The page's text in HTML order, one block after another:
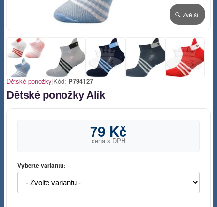
🔍 Zvětšit
Dětské ponožky|Kód: P794127
Dětské ponožky Alík
79 Kč
cena s DPH
Vyberte variantu: